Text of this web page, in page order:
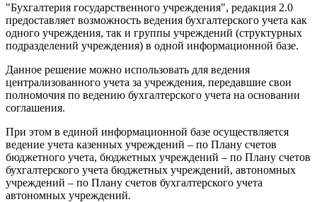
"Бухгалтерия государственного учреждения", редакция 2.0
предоставляет возможность ведения бухгалтерского учета как
одного учреждения, так и группы учреждений (структурных
подразделений учреждения) в одной информационной базе.
Данное решение можно использовать для ведения
централизованного учета за учреждения, передавшие свои
полномочия по ведению бухгалтерского учета на основании
соглашения.
При этом в единой информационной базе осуществляется
ведение учета казенных учреждений – по Плану счетов
бюджетного учета, бюджетных учреждений – по Плану счетов
бухгалтерского учета бюджетных учреждений, автономных
учреждений – по Плану счетов бухгалтерского учета
автономных учреждений.